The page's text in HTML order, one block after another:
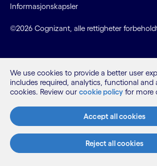
Informasjonskapsler
©2026 Cognizant, alle rettigheter
We use cookies to provide a better user
includes required, analytics, functional and
cookies. Review our cookie policy for more
Accept all cookies
Reject all cookies